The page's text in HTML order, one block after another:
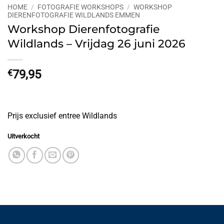
HOME / FOTOGRAFIE WORKSHOPS / WORKSHOP
DIERENFOTOGRAFIE WILDLANDS EMMEN
Workshop Dierenfotografie
Wildlands – Vrijdag 26 juni 2026
€79,95
Prijs exclusief entree Wildlands
Uitverkocht